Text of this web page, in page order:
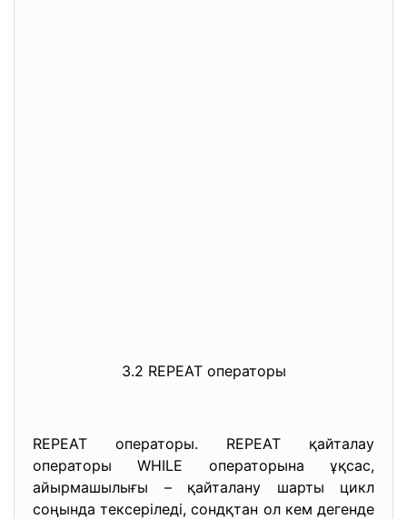
3.2 REPEAT операторы
REPEAT операторы. REPEAT қайталау
операторы WHILE операторына ұқсас,
айырмашылығы – қайталану шарты цикл
соңында тексеріледі, сондқтан ол кем дегенде